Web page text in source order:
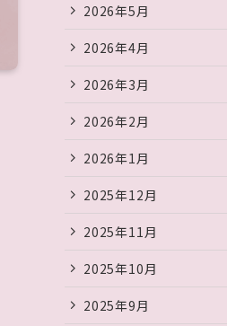
2026年5月
2026年4月
2026年3月
2026年2月
2026年1月
2025年12月
2025年11月
2025年10月
2025年9月